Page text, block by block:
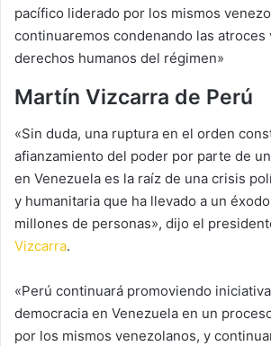
pacífico liderado por los mismos
continuaremos condenando las atroces
derechos humanos del régimen»
Martín Vizcarra de Perú
«Sin duda, una ruptura en el orden
afianzamiento del poder por parte de
en Venezuela es la raíz de una crisis
y humanitaria que ha llevado a un
millones de personas», dijo el
Vizcarra.
«Perú continuará promoviendo
democracia en Venezuela en un
por los mismos venezolanos, y